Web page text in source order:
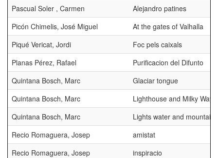
Pascual Soler , Carmen
Alejandro patines
Picón Chimelis, José Miguel
At the gates of Valhalla
Piqué Vericat, Jordi
Foc pels caixals
Planas Pérez, Rafael
Purificacion del Difunto
Quintana Bosch, Marc
Glaciar tongue
Quintana Bosch, Marc
Lighthouse and Milky Way
Quintana Bosch, Marc
Lights water and mountains
Recio Romaguera, Josep
amistat
Recio Romaguera, Josep
inspiracio